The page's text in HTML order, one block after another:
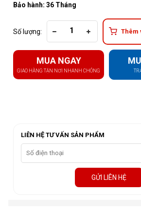
Bảo hành: 36 Tháng
Số lượng: Thêm
MUA NGAY
GIAO HÀNG TẬN NƠI NHANH CHÓNG
LIÊN HỆ TƯ VẤN SẢN PHẨM
GỬI LIÊN HỆ